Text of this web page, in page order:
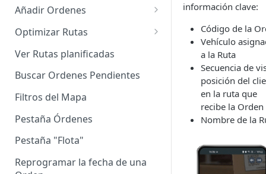
Añadir Ordenes
Definición de una Orden
Añadir de forma manual
Añadir con el archivo standard
Añadir con Plantilla propia
Añadir con la plantilla
Añadir desde Tiendas e-
Optimizar Rutas
¿Cómo Saber si mi ruta está
optimizada?
Variables para optimizar las
Rutas
Definir la Ventana Horaria de
Ver Rutas planificadas
Buscar Ordenes Pendientes
Filtros del Mapa
Pestaña Órdenes
Pestaña "Flota"
Reprogramar la fecha de una
información clave:
Código de la
Vehículo
a la Ruta
Secuencia de
posición del
en la ruta que
recibe la Orden
Nombre de la